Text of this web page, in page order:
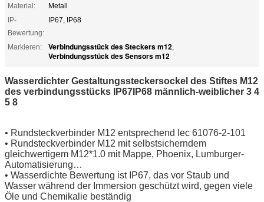
Material:
Metall
IP-
Bewertung:
IP67, IP68
Markieren: Verbindungsstück des Steckers m12,
Verbindungsstück des Sensors m12
Wasserdichter Gestaltungssteckersockel des Stiftes M12
des verbindungsstücks IP67IP68 männlich-weiblicher 3 4
5 8
• Rundsteckverbinder M12 entsprechend Iec 61076-2-101
• Rundsteckverbinder M12 mit selbstsicherndem
gleichwertigem M12*1.0 mit Mappe, Phoenix, Lumburger-
Automatisierung…
• Wasserdichte Bewertung ist IP67, das vor Staub und
Wasser während der Immersion geschützt wird, gegen viele
Öle und Chemikalie beständig